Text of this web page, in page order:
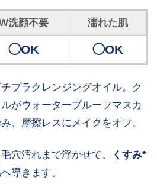
洗顔不要 濡れた肌
◯OK ◯OK
プラクレンジングオイル。ク
がウォータープルーフマスカ
、摩擦レスにメイクをオフ。
穴汚れまで浮かせて、
くすみ*
へ導きます。